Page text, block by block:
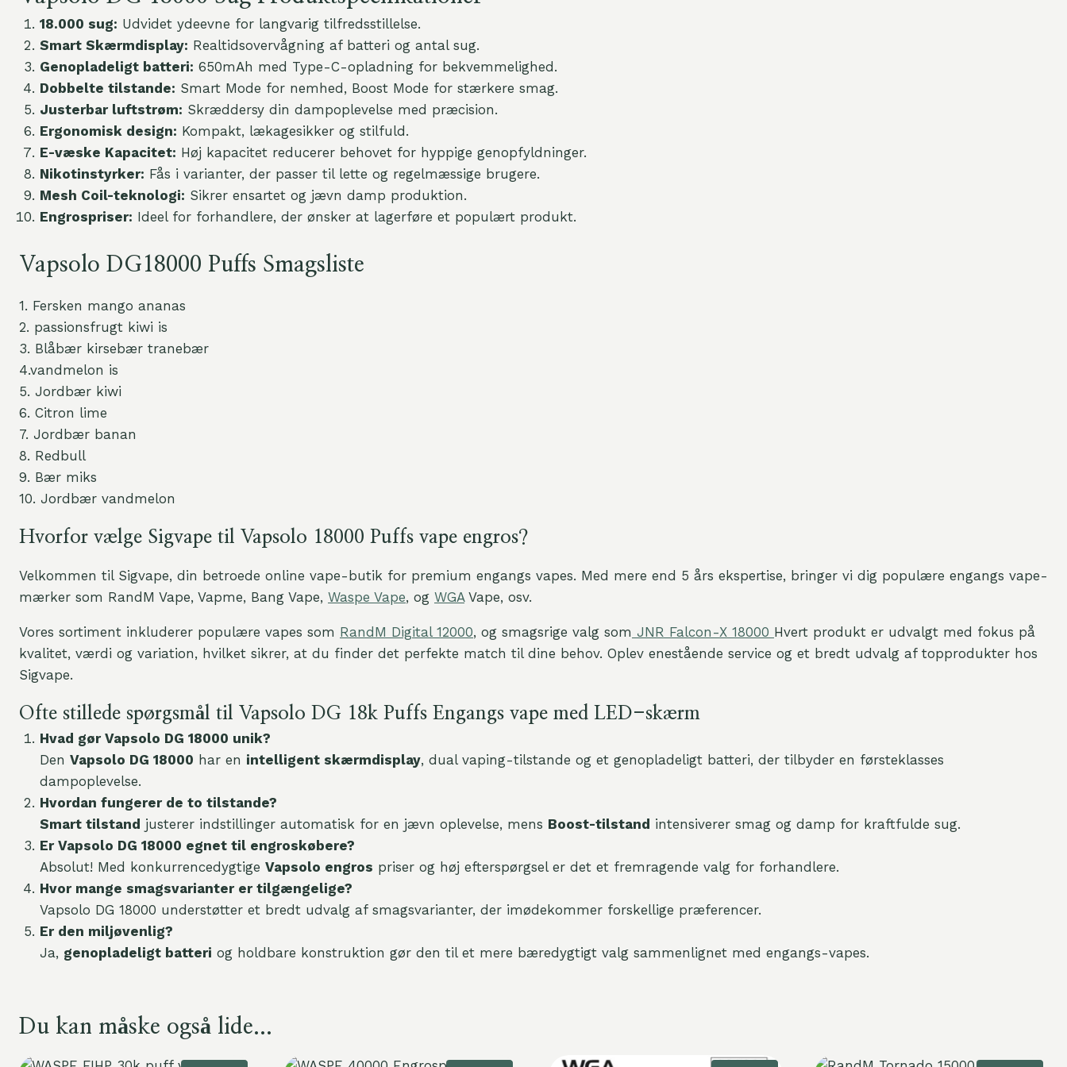
18.000 sug: Udvidet ydeevne for langvarig tilfredsstillelse.
Smart Skærmdisplay: Realtidsovervågning af batteri og antal sug.
Genopladeligt batteri: 650mAh med Type-C-opladning for bekvemmelighed.
Dobbelte tilstande: Smart Mode for nemhed, Boost Mode for stærkere smag.
Justerbar luftstrøm: Skræddersy din dampoplevelse med præcision.
Ergonomisk design: Kompakt, lækagesikker og stilfuld.
E-væske Kapacitet: Høj kapacitet reducerer behovet for hyppige genopfyldninger.
Nikotinstyrker: Fås i varianter, der passer til lette og regelmæssige brugere.
Mesh Coil-teknologi: Sikrer ensartet og jævn damp produktion.
Engrospriser: Ideel for forhandlere, der ønsker at lagerføre et populært produkt.
Vapsolo DG18000 Puffs Smagsliste
1. Fersken mango ananas
2. passionsfrugt kiwi is
3. Blåbær kirsebær tranebær
4.vandmelon is
5. Jordbær kiwi
6. Citron lime
7. Jordbær banan
8. Redbull
9. Bær miks
10. Jordbær vandmelon
Hvorfor vælge Sigvape til Vapsolo 18000 Puffs vape engros?
Velkommen til Sigvape, din betroede online vape-butik for premium engangs vapes. Med mere end 5 års ekspertise, bringer vi dig populære engangs vape-
mærker som RandM Vape, Vapme, Bang Vape, Waspe Vape, og WGAVape, osv.
Vores sortiment inkluderer populære vapes som RandM Digital 12000, og smagsrige valg som JNR Falcon-X 18000 Hvert produkt er udvalgt med fokus på
kvalitet, værdi og variation, hvilket sikrer, at du finder det perfekte match til dine behov. Oplev enestående service og et bredt udvalg af topprodukter hos
Sigvape.
Ofte stillede spørgsmål til Vapsolo DG 18k Puffs Engangs vape med LED-skærm
Hvad gør Vapsolo DG 18000 unik?
Den Vapsolo DG 18000 har en intelligent skærmdisplay, dual vaping-tilstande og et genopladeligt batteri, der tilbyder en førsteklasses
dampoplevelse.
Hvordan fungerer de to tilstande?
Smart tilstand justerer indstillinger automatisk for en jævn oplevelse, mens Boost-tilstand intensiverer smag og damp for kraftfulde sug.
Er Vapsolo DG 18000 egnet til engroskøbere?
Absolut! Med konkurrencedygtige Vapsolo engros priser og høj efterspørgsel er det et fremragende valg for forhandlere.
Hvor mange smagsvarianter er tilgængelige?
Vapsolo DG 18000 understøtter et bredt udvalg af smagsvarianter, der imødekommer forskellige præferencer.
Er den miljøvenlig?
Ja, genopladeligt batteri og holdbare konstruktion gør den til et mere bæredygtigt valg sammenlignet med engangs-vapes.
Du kan måske også lide...